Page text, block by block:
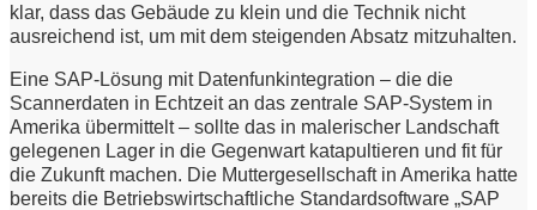
klar, dass das Gebäude zu klein und die Technik nicht
ausreichend ist, um mit dem steigenden Absatz mitzuhalten.
Eine SAP-Lösung mit Datenfunkintegration – die die
Scannerdaten in Echtzeit an das zentrale SAP-System in
Amerika übermittelt – sollte das in malerischer Landschaft
gelegenen Lager in die Gegenwart katapultieren und fit für
die Zukunft machen. Die Muttergesellschaft in Amerika hatte
bereits die Betriebswirtschaftliche Standardsoftware „SAP